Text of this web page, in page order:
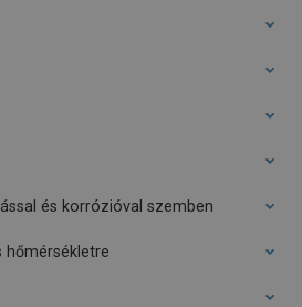
és korrózióval szemben
hőmérsékletre